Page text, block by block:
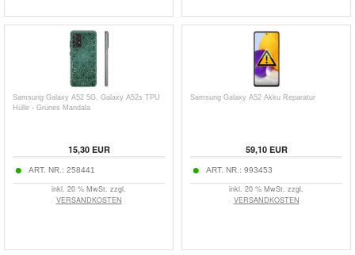
Samsung Galaxy A52 5G, Galaxy A52s TPU
Hülle - Grünes Mandala
15,30EUR
ART. NR.: 258441
inkl. 20 % MwSt. zzgl.
VERSANDKOSTEN
Samsung Galaxy A52 Akku Reparatur
59,10EUR
ART. NR.: 993453
inkl. 20 % MwSt. zzgl.
VERSANDKOSTEN